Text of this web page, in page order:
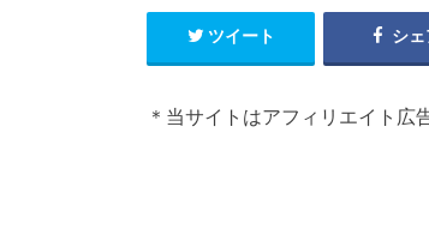
ツイート シェ
＊当サイトはアフィリエイト広